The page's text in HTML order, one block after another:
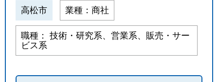
高松市 業種：商社
職種： 技術・研究系、営業系、販売・サー
ビス系